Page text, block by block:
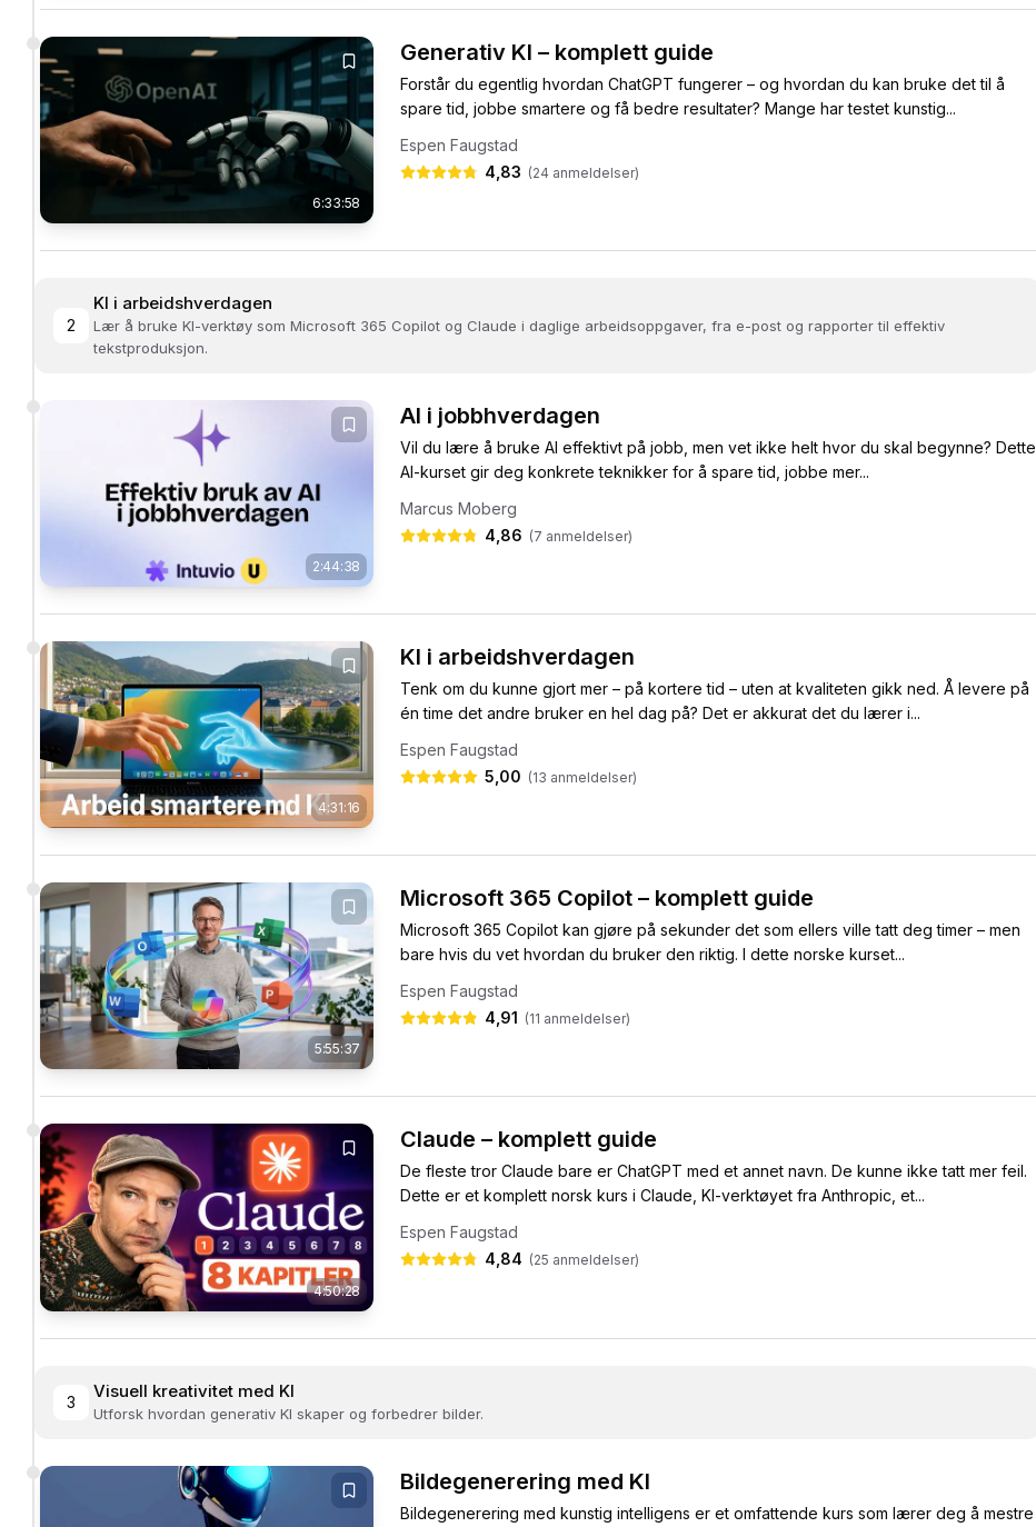
6:33:58
Generativ KI – komplett guide
Forstår du egentlig hvordan ChatGPT fungerer – og hvordan du kan bruke det til å
spare tid, jobbe smartere og få bedre resultater? Mange har testet kunstig...
Espen Faugstad
4,83 (24 anmeldelser)
2
KI i arbeidshverdagen
Lær å bruke KI-verktøy som Microsoft 365 Copilot og Claude i daglige arbeidsoppgaver, fra e-post og rapporter til effektiv
tekstproduksjon.
2:44:38
AI i jobbhverdagen
Vil du lære å bruke AI effektivt på jobb, men vet ikke helt hvor du skal begynne? Dette
AI-kurset gir deg konkrete teknikker for å spare tid, jobbe mer...
Marcus Moberg
4,86 (7 anmeldelser)
4:31:16
KI i arbeidshverdagen
Tenk om du kunne gjort mer – på kortere tid – uten at kvaliteten gikk ned. Å levere på
én time det andre bruker en hel dag på? Det er akkurat det du lærer i...
Espen Faugstad
5,00 (13 anmeldelser)
5:55:37
Microsoft 365 Copilot – komplett guide
Microsoft 365 Copilot kan gjøre på sekunder det som ellers ville tatt deg timer – men
bare hvis du vet hvordan du bruker den riktig. I dette norske kurset...
Espen Faugstad
4,91 (11 anmeldelser)
4:50:28
Claude – komplett guide
De fleste tror Claude bare er ChatGPT med et annet navn. De kunne ikke tatt mer feil.
Dette er et komplett norsk kurs i Claude, KI-verktøyet fra Anthropic, et...
Espen Faugstad
4,84 (25 anmeldelser)
3
Visuell kreativitet med KI
Utforsk hvordan generativ KI skaper og forbedrer bilder.
Bildegenerering med KI
Bildegenerering med kunstig intelligens er et omfattende kurs som lærer deg å mestre